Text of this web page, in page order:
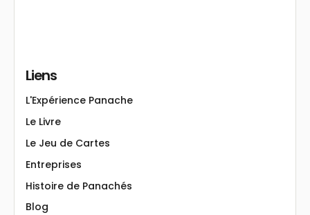
Liens
L'Expérience Panache
Le Livre
Le Jeu de Cartes
Entreprises
Histoire de Panachés
Blog